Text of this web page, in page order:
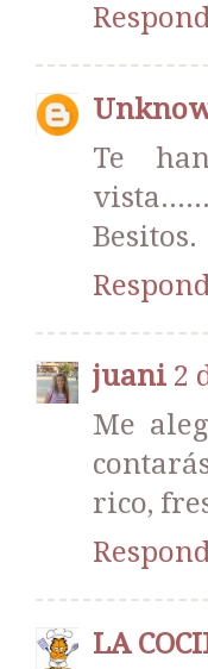
Te
Besitos.
juani 2
Me
rico,
LA